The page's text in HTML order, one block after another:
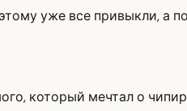
уже все привыкли, а
который мечтал о